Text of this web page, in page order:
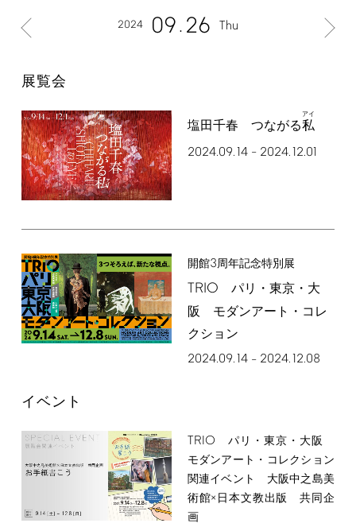
2024 09 26 Thu
展覧会
塩田千春 つながる私
アイ
2024.09.14– 2024.12.01
開館3周年記念特別展
TRIO パリ・東京・大
阪 モダンアート・コレ
クション
2024.09.14– 2024.12.08
イベント
TRIO パリ・東京・大阪
モダンアート・コレクション
関連イベント 大阪中之島美
術館×日本文教出版 共同企
画